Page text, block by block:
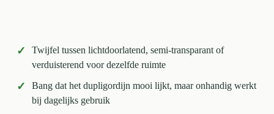
✓
Twijfel tussen lichtdoorlatend, semi-transparant of
verduisterend voor dezelfde ruimte
✓
Bang dat het dupligordijn mooi lijkt, maar onhandig werkt
bij dagelijks gebruik